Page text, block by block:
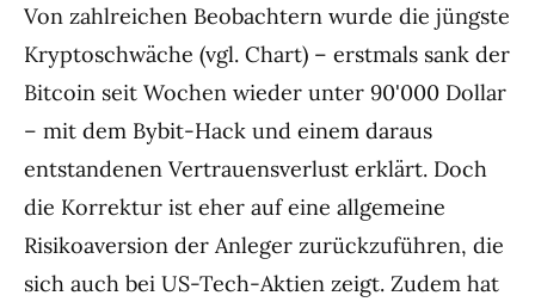
Von zahlreichen Beobachtern wurde die jüngste
Kryptoschwäche (vgl. Chart) – erstmals sank der
Bitcoin seit Wochen wieder unter 90'000 Dollar
– mit dem Bybit-Hack und einem daraus
entstandenen Vertrauensverlust erklärt. Doch
die Korrektur ist eher auf eine allgemeine
Risikoaversion der Anleger zurückzuführen, die
sich auch bei US-Tech-Aktien zeigt. Zudem hat